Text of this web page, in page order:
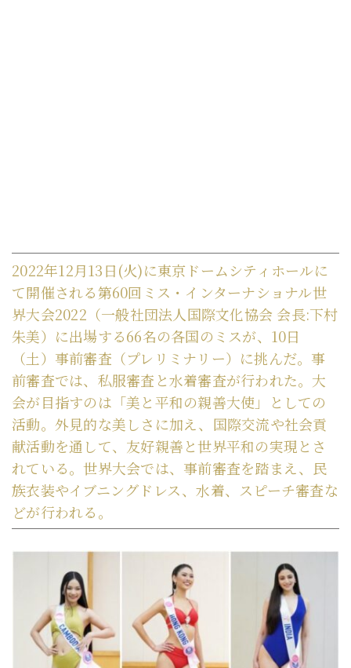
2022年12月13日(火)に東京ドームシティホールに
て開催される第60回ミス・インターナショナル世
界大会2022（一般社団法人国際文化協会 会長:下村
朱美）に出場する66名の各国のミスが、10日
（土）事前審査（プレリミナリー）に挑んだ。事
前審査では、私服審査と水着審査が行われた。大
会が目指すのは「美と平和の親善大使」としての
活動。外見的な美しさに加え、国際交流や社会貢
献活動を通して、友好親善と世界平和の実現とさ
れている。世界大会では、事前審査を踏まえ、民
族衣装やイブニングドレス、水着、スピーチ審査な
どが行われる。